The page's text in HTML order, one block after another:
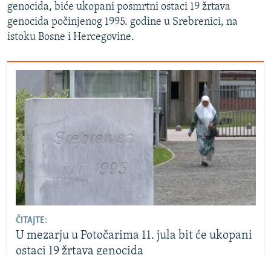
genocida, biće ukopani posmrtni ostaci 19 žrtava
genocida počinjenog 1995. godine u Srebrenici, na
istoku Bosne i Hercegovine.
ČITAJTE:
U mezarju u Potočarima 11. jula bit će ukopani
ostaci 19 žrtava genocida